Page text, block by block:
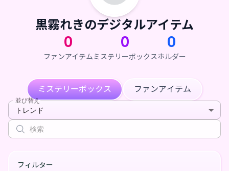
黒霧れきのデジタルアイテム
0
ファンアイテム
0
ミステリーボックス
0
ホルダー
ミステリーボックス ファンアイテム
並び替え
トレンド
フィルター